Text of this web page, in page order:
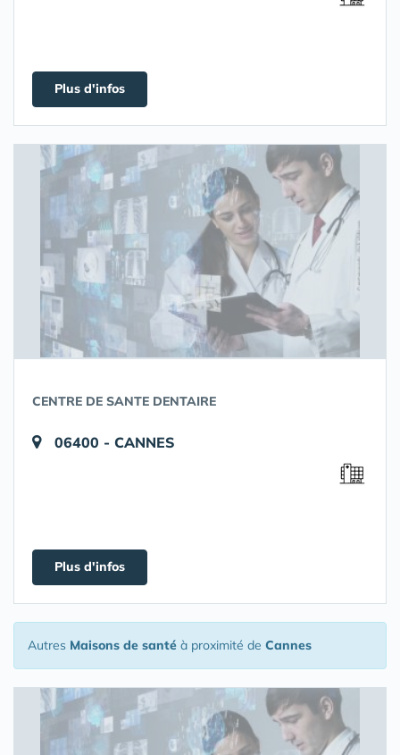
Plus d'infos
CENTRE DE SANTE DENTAIRE
06400 - CANNES
Plus d'infos
Autres Maisons de santé à proximité de Cannes